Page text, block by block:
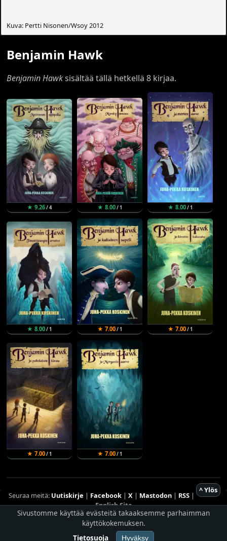
Kuva: Pertti Nisonen/Wsoy 2012
Benjamin Hawk
Benjamin Hawksisältää tällä hetkellä 8 kirjaa.
★ 9.26/ 4 ★ 8.00/ 1 ★ 8.00/ 1
★ 8.00/ 1 ★ 7.00/ 1 ★ 7.00/ 1
★ 7.00/ 1 ★ 7.00/ 1
^ Ylös
Seuraa meitä: Uutiskirje | Facebook| X | Mastodon| RSS|
English Site
Hostingpalvelun tarjoaaPlaneetta Internet Oy
© 1996 - 2026 Risingshadow. Kaikki oikeudet pidätetään.
Sivustomme käyttää evästeitä takaaksemme parhaimman
käyttökokemuksen.
Tietosuoja
Hyväksy